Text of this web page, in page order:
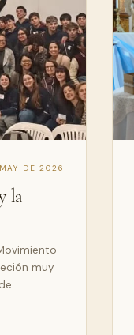
DE 2026
la
muy